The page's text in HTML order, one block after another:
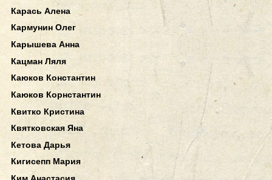
Карась Алена
Кармунин Олег
Карышева Анна
Кацман Ляля
Каюков Константин
Каюков Корнстантин
Квитко Кристина
Квятковская Яна
Кетова Дарья
Кигисепп Мария